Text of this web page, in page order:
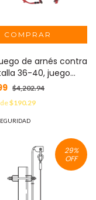
de arnés contra
36-40, juego
MOD: SYS-
$4,202.94
$190.29
29%
OFF